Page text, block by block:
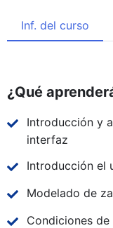
Inf. del curso
¿Qué
Introducción y
interfaz
Introducción el
Modelado de
Condiciones